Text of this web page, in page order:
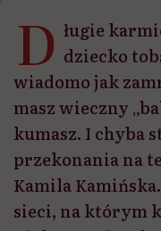
D ługie
dziecko
wiadomo jak
masz wieczny
kumasz. I chyba
przekonania na
Kamila
sieci, na którym